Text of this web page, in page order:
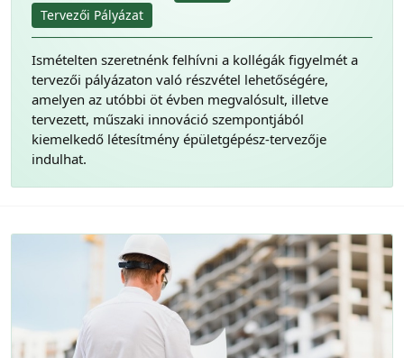
Tervezői Pályázat
Ismételten szeretnénk felhívni a kollégák figyelmét a
tervezői pályázaton való részvétel lehetőségére,
amelyen az utóbbi öt évben megvalósult, illetve
tervezett, műszaki innováció szempontjából
kiemelkedő létesítmény épületgépész-tervezője
indulhat.